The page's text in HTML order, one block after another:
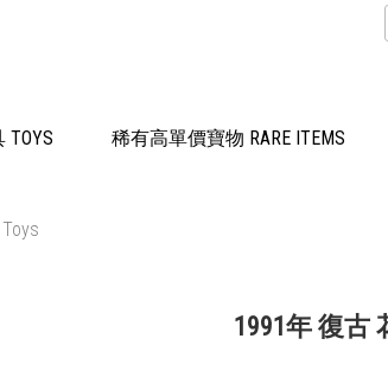
TOYS 稀有高單價寶物 RARE ITEMS
1991年 復古